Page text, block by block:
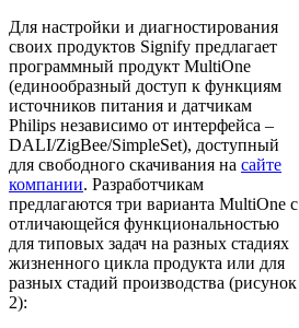
Для настройки и диагностирования
своих продуктов Signify предлагает
программный продукт MultiOne
(единообразный доступ к функциям
источников питания и датчикам
Philips независимо от интерфейса –
DALI/ZigBee/SimpleSet), доступный
для свободного скачивания на сайте
компании. Разработчикам
предлагаются три варианта MultiOne с
отличающейся функциональностью
для типовых задач на разных стадиях
жизненного цикла продукта или для
разных стадий производства (рисунок
2):